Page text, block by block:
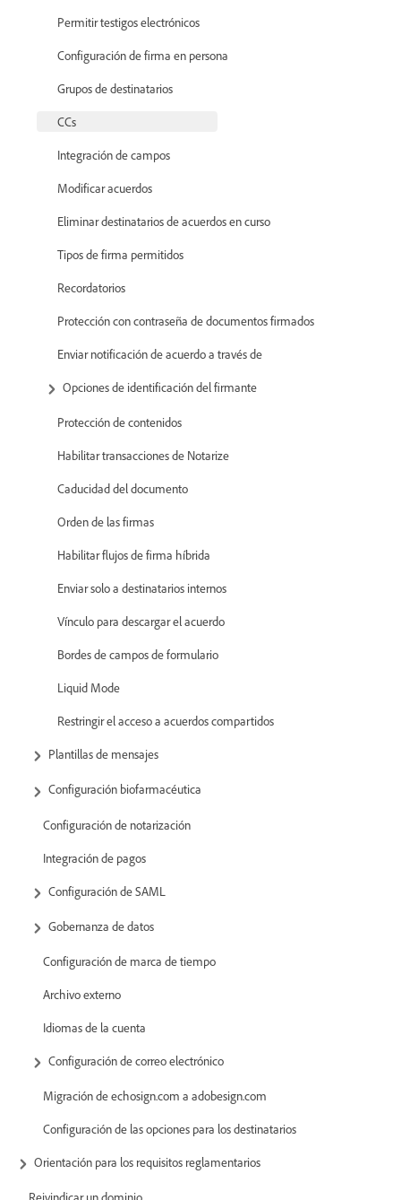
Permitir testigos electrónicos
Configuración de firma en persona
Grupos de destinatarios
CCs
Integración de campos
Modificar acuerdos
Eliminar destinatarios de acuerdos en curso
Tipos de firma permitidos
Recordatorios
Protección con contraseña de documentos firmados
Enviar notificación de acuerdo a través de
Opciones de identificación del firmante
Protección de contenidos
Habilitar transacciones de Notarize
Caducidad del documento
Orden de las firmas
Habilitar flujos de firma híbrida
Enviar solo a destinatarios internos
Vínculo para descargar el acuerdo
Bordes de campos de formulario
Liquid Mode
Restringir el acceso a acuerdos compartidos
Plantillas de mensajes
Configuración biofarmacéutica
Configuración de notarización
Integración de pagos
Configuración de SAML
Gobernanza de datos
Configuración de marca de tiempo
Archivo externo
Idiomas de la cuenta
Configuración de correo electrónico
Migración de echosign.com a adobesign.com
Configuración de las opciones para los destinatarios
Orientación para los requisitos reglamentarios